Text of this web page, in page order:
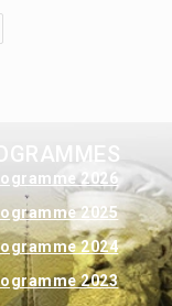
2026
2025
2024
2023